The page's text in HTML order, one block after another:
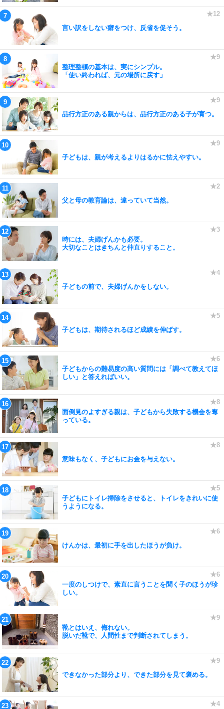
言い訳をしない癖をつけ、反省を促そう。
整理整頓の基本は、実にシンプル。
「使い終われば、元の場所に戻す」
品行方正のある親からは、品行方正のある子が育つ。
子どもは、親が考えるよりはるかに怯えやすい。
父と母の教育論は、違っていて当然。
時には、夫婦げんかも必要。
大切なことはきちんと仲直りすること。
子どもの前で、夫婦げんかをしない。
子どもは、期待されるほど成績を伸ばす。
子どもからの難易度の高い質問には「調べて教えてほ
しい」と答えればいい。
面倒見のよすぎる親は、子どもから失敗する機会を奪
っている。
意味もなく、子どもにお金を与えない。
子どもにトイレ掃除をさせると、トイレをきれいに使
うようになる。
けんかは、最初に手を出したほうが負け。
一度のしつけで、素直に言うことを聞く子のほうが珍
しい。
靴とはいえ、侮れない。
脱いだ靴で、人間性まで判断されてしまう。
できなかった部分より、できた部分を見て褒める。